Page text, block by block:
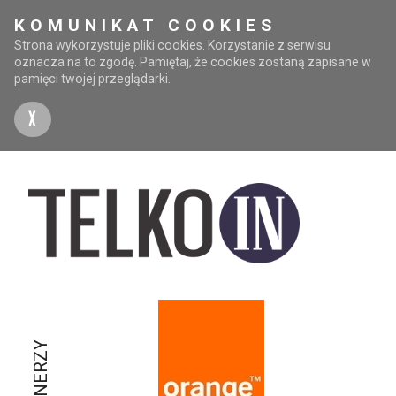
KOMUNIKAT COOKIES
Strona wykorzystuje pliki cookies. Korzystanie z serwisu
oznacza na to zgodę. Pamiętaj, że cookies zostaną zapisane w
pamięci twojej przeglądarki.
X